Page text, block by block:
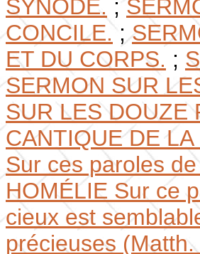
SYNODE. ;
CONCILE. ;
ET DU CORPS. ;
SERMON SUR
SUR LES DOUZE
CANTIQUE DE
Sur ces paroles
HOMÉLIE Sur ce
cieux est
précieuses (Matth.